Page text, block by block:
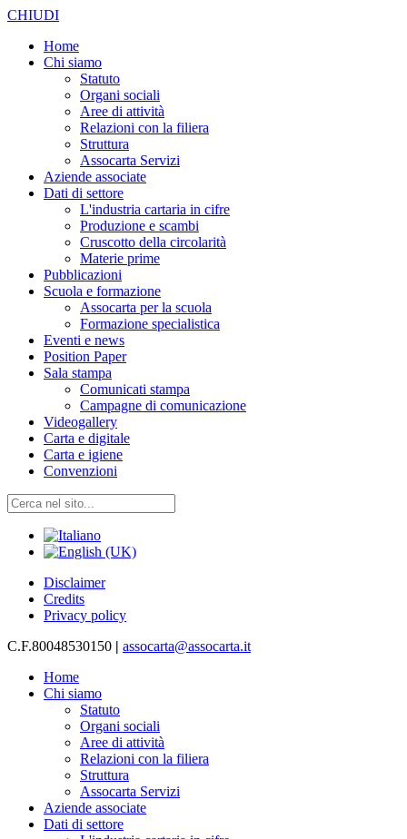
CHIUDI
Home
Chi siamo
Statuto
Organi sociali
Aree di attività
Relazioni con la filiera
Struttura
Assocarta Servizi
Aziende associate
Dati di settore
L'industria cartaria in cifre
Produzione e scambi
Cruscotto della circolarità
Materie prime
Pubblicazioni
Scuola e formazione
Assocarta per la scuola
Formazione specialistica
Eventi e news
Position Paper
Sala stampa
Comunicati stampa
Campagne di comunicazione
Videogallery
Carta e digitale
Carta e igiene
Convenzioni
Disclaimer
Credits
Privacy policy
C.F.80048530150 | assocarta@assocarta.it
Home
Chi siamo
Statuto
Organi sociali
Aree di attività
Relazioni con la filiera
Struttura
Assocarta Servizi
Aziende associate
Dati di settore